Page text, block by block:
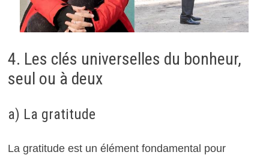
4. Les clés universelles du bonheur,
seul ou à deux
a) La gratitude
La gratitude est un élément fondamental pour